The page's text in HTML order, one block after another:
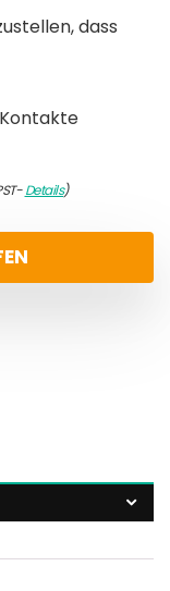
dass
Details)